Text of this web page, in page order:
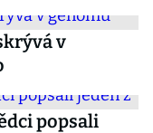
v
popsali